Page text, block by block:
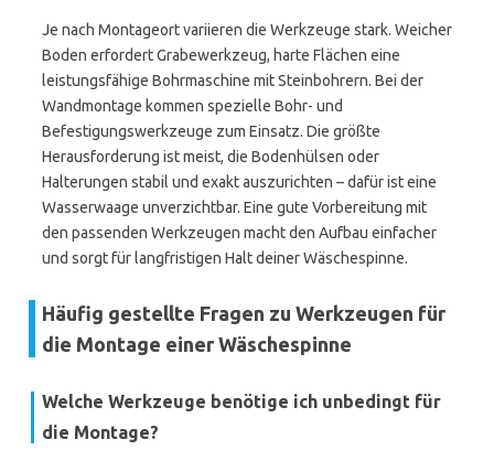
Je nach Montageort variieren die Werkzeuge stark. Weicher
Boden erfordert Grabewerkzeug, harte Flächen eine
leistungsfähige Bohrmaschine mit Steinbohrern. Bei der
Wandmontage kommen spezielle Bohr- und
Befestigungswerkzeuge zum Einsatz. Die größte
Herausforderung ist meist, die Bodenhülsen oder
Halterungen stabil und exakt auszurichten – dafür ist eine
Wasserwaage unverzichtbar. Eine gute Vorbereitung mit
den passenden Werkzeugen macht den Aufbau einfacher
und sorgt für langfristigen Halt deiner Wäschespinne.
Häufig gestellte Fragen zu Werkzeugen für
die Montage einer Wäschespinne
Welche Werkzeuge benötige ich unbedingt für
die Montage?